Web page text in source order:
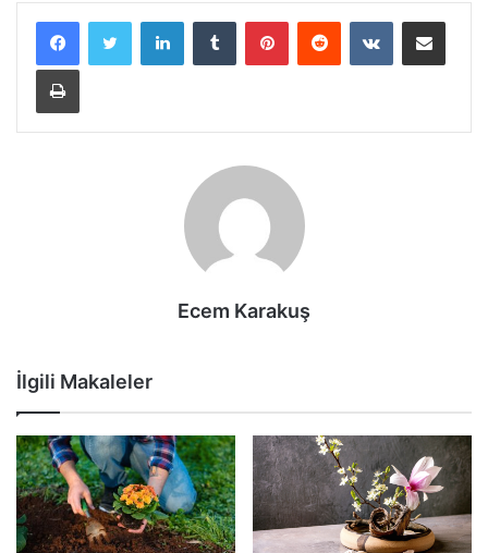
LinkedInTumblr PinterestReddit VKontakteE-Posta ile paylaş
Yazdır
Ecem Karakuş
İlgili Makaleler